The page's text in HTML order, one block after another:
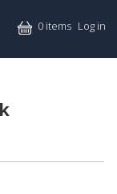
0 items Log in